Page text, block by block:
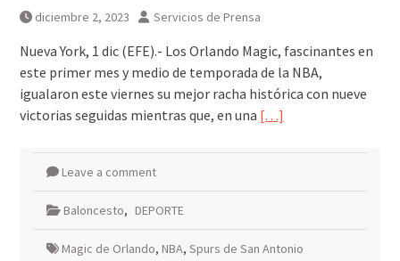
diciembre 2, 2023 Servicios de Prensa
Nueva York, 1 dic (EFE).- Los Orlando Magic, fascinantes en
este primer mes y medio de temporada de la NBA,
igualaron este viernes su mejor racha histórica con nueve
victorias seguidas mientras que, en una […]
Leave a comment
Baloncesto, DEPORTE
Magic de Orlando, NBA, Spurs de San Antonio